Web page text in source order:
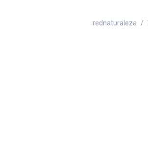
rednaturaleza